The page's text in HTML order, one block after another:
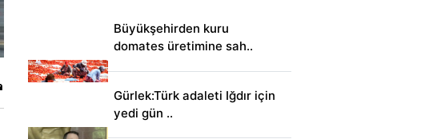
Büyükşehirden kuru
domates üretimine sah..
Gürlek:Türk adaleti Iğdır için
yedi gün ..